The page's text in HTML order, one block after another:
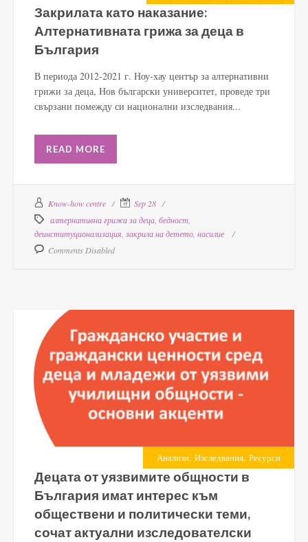
Закрилата като наказание:
Алтернативната грижа за деца в
България
В периода 2012-2021 г. Ноу-хау център за алтернативни
грижи за деца, Нов български университет, проведе три
свързани помежду си национални изследвания...
READ MORE
Know-how centre
Sep 28
алтернативна грижа за деца бедност
деинституционализация закрила на детето насилие
Comments Disabled
Анализи, Изследвания, Ресурси
Децата от уязвимите общности в
България имат интерес към
обществени и политически теми,
сочат актуални изследователски